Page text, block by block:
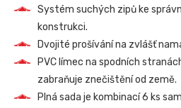
Systém suchých zipů ke
konstrukci.
Dvojité prošívání na zvlášť
PVC límec na spodních
zabraňuje znečištění od země.
Plná sada je kombinací 6 ks